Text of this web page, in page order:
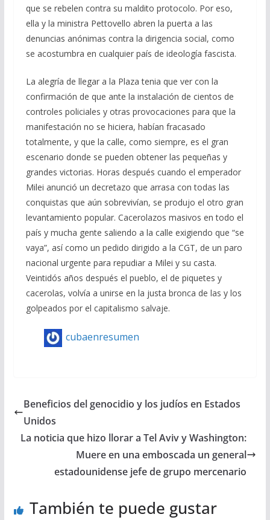
que se rebelen contra su maldito protocolo. Por eso,
ella y la ministra Pettovello abren la puerta a las
denuncias anónimas contra la dirigencia social, como
se acostumbra en cualquier país de ideología fascista.
La alegría de llegar a la Plaza tenia que ver con la
confirmación de que ante la instalación de cientos de
controles policiales y otras provocaciones para que la
manifestación no se hiciera, habían fracasado
totalmente, y que la calle, como siempre, es el gran
escenario donde se pueden obtener las pequeñas y
grandes victorias. Horas después cuando el emperador
Milei anunció un decretazo que arrasa con todas las
conquistas que aún sobrevivían, se produjo el otro gran
levantamiento popular. Cacerolazos masivos en todo el
país y mucha gente saliendo a la calle exigiendo que “se
vaya”, así como un pedido dirigido a la CGT, de un paro
nacional urgente para repudiar a Milei y su casta.
Veintidós años después el pueblo, el de piquetes y
cacerolas, volvía a unirse en la justa bronca de las y los
golpeados por el capitalismo salvaje.
cubaenresumen
Beneficios del genocidio y los judíos en Estados
Unidos
La noticia que hizo llorar a Tel Aviv y Washington:
Muere en una emboscada un general
estadounidense jefe de grupo mercenario
También te puede gustar